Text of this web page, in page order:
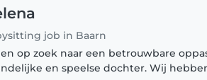
job in Baarn
op zoek naar een betrouwbare
en speelse dochter. Wij